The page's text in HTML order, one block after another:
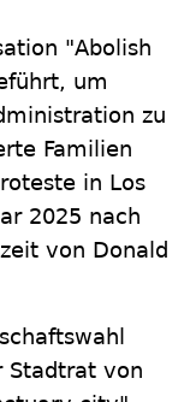
"Abolish
um
zu
Familien
in Los
2025 nach
von Donald
Stadtrat von